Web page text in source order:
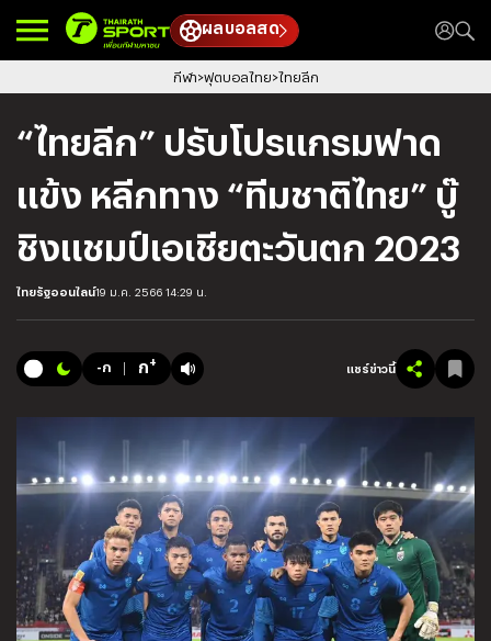
ผลบอลสด
กีฬา ฟุตบอลไทย ไทยลีก
“ไทยลีก” ปรับโปรแกรมฟาด
แข้ง หลีกทาง “ทีมชาติไทย” บู๊
ชิงแชมป์เอเชียตะวันตก 2023
ไทยรัฐออนไลน์19 ม.ค. 2566 14:29 น.
-ก ก+ แชร์ข่าวนี้